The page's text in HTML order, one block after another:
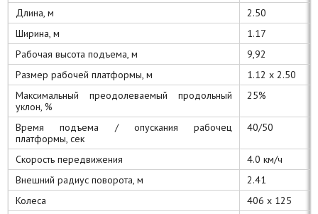
Длина, м
2.50
Ширина, м
1.17
Рабочая высота подъема, м
9,92
Размер рабочей платформы, м
1.12 x 2.50
Максимальный преодолеваемый продольный
уклон, %
25%
Время подъема / опускания рабочец
платформы, сек
40/50
Скорость передвижения
4.0 км/ч
Внешний радиус поворота, м
2.41
Колеса
406 x 125